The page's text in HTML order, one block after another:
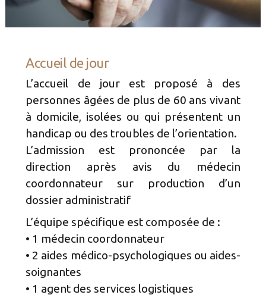
Accueil de jour
L’accueil de jour est proposé à des
personnes âgées de plus de 60 ans vivant
à domicile, isolées ou qui présentent un
handicap ou des troubles de l’orientation.
L’admission est prononcée par la
direction après avis du médecin
coordonnateur sur production d’un
dossier administratif
L’équipe spécifique est composée de :
• 1 médecin coordonnateur
• 2 aides médico-psychologiques ou aides-
soignantes
• 1 agent des services logistiques